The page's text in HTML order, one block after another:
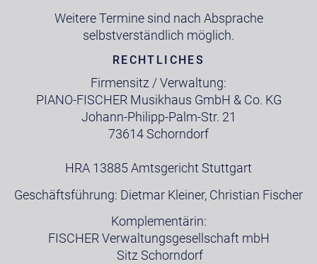
Weitere Termine sind nach Absprache
selbstverständlich möglich.
RECHTLICHES
Firmensitz / Verwaltung:
PIANO-FISCHER Musikhaus GmbH & Co. KG
Johann-Philipp-Palm-Str. 21
73614 Schorndorf
HRA 13885 Amtsgericht Stuttgart
Geschäftsführung: Dietmar Kleiner, Christian Fischer
Komplementärin:
FISCHER Verwaltungsgesellschaft mbH
Sitz Schorndorf